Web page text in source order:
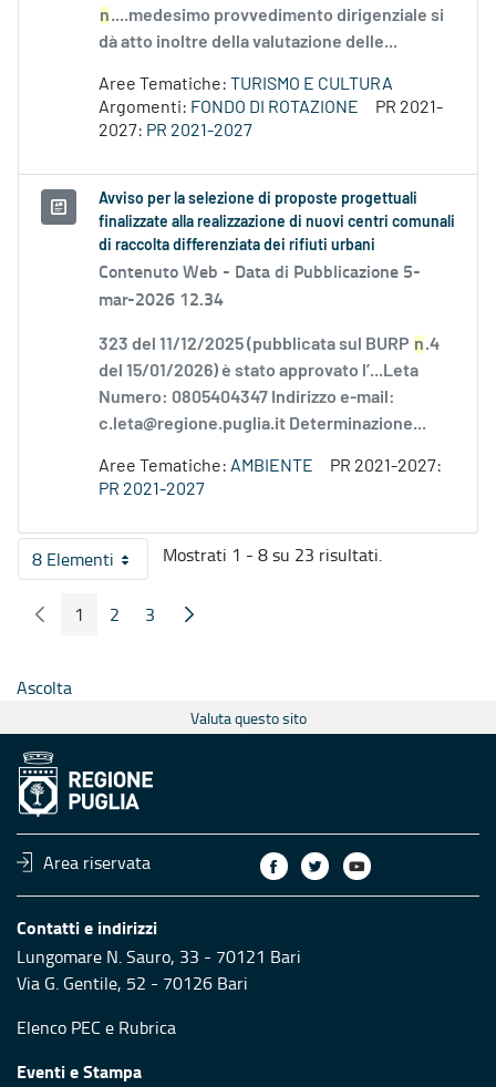
n....medesimo provvedimento dirigenziale si
dà atto inoltre della valutazione delle...
Aree Tematiche: TURISMO E CULTURA
Argomenti: FONDO DI ROTAZIONE
PR 2021-
2027: PR 2021-2027
Avviso per la selezione di proposte progettuali
finalizzate alla realizzazione di nuovi centri comunali
di raccolta differenziata dei rifiuti urbani
Contenuto Web - Data di Pubblicazione 5-
mar-2026 12.34
323 del 11/12/2025 (pubblicata sul BURP n.4
del 15/01/2026) è stato approvato l’...Leta
Numero: 0805404347 Indirizzo e-mail:
c.leta@regione.puglia.it Determinazione...
Aree Tematiche: AMBIENTE
PR 2021-2027:
PR 2021-2027
8 ElementiPer pagina
Mostrati 1 - 8 su 23 risultati.
Pagina Precedente
Pagina
1 Pagina
2 Pagina
3 Pagina Seguente
Ascolta
Valuta questo sito
Area riservata
Contatti e indirizzi
Lungomare N. Sauro, 33 - 70121 Bari
Via G. Gentile, 52 - 70126 Bari
Elenco PEC e Rubrica
Eventi e Stampa